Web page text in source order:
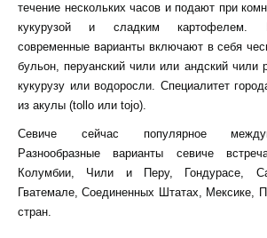
течение нескольких часов и подают при
кукурузой и сладким картофелем.
современные варианты включают в себя
бульон, перуанский чили или андский чили
кукурузу или водоросли. Специалитет
из акулы (tollo или tojo).
Севиче сейчас популярное
Разнообразные варианты севиче
Колумбии, Чили и Перу, Гондурасе,
Гватемале, Соединенных Штатах, Мексике,
стран.